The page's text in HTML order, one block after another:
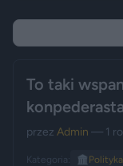
To taki
przez Admin — 1
Kategoria: 🏛️ Polityka